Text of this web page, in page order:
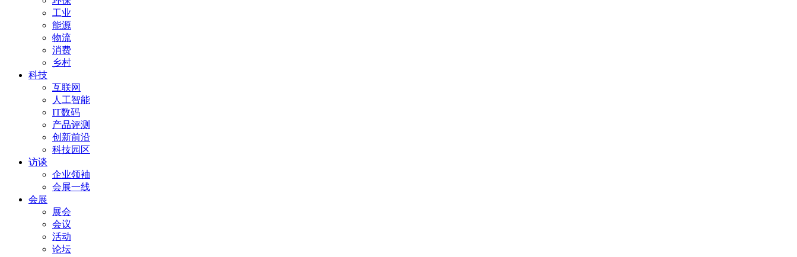
工业
能源
物流
消费
乡村
科技
互联网
人工智能
IT数码
产品评测
创新前沿
科技园区
访谈
企业领袖
会展一线
会展
展会
会议
活动
论坛